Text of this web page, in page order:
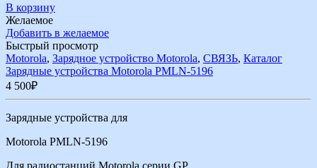
В корзину
Желаемое
Добавить в желаемое
Быстрый просмотр
Motorola, Зарядное устройство Motorola, СВЯЗЬ, Каталог
Зарядные устройства Motorola PMLN-5196
4 500₽
Зарядные устройства для
Motorola PMLN-5196
Для радиостанций Motorola серии GP.